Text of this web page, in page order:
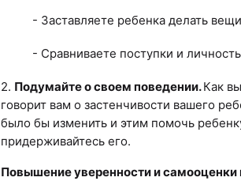
- Заставляете ребенка делать
- Сравниваете поступки и
2. Подумайте о своем поведении.Как
говорит вам о застенчивости вашего
было бы изменить и этим помочь
придерживайтесь его.
Повышение уверенности и самооценки